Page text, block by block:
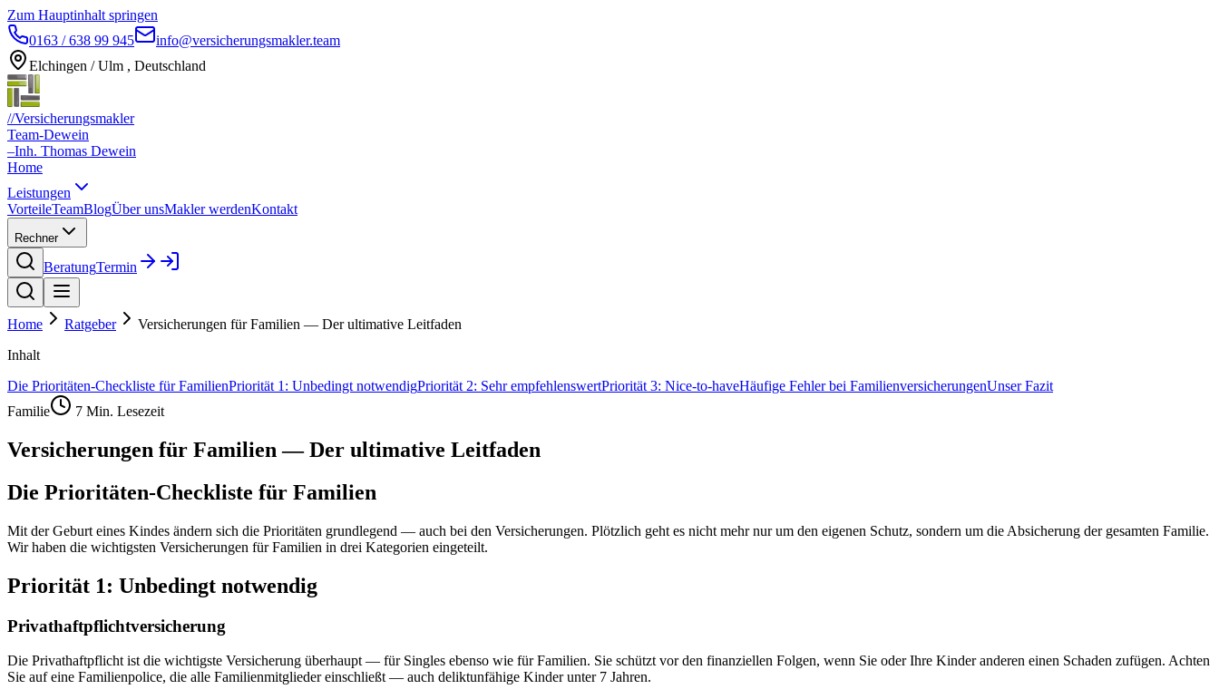
Zum Hauptinhalt springen
0163 / 638 99 945
info@versicherungsmakler.team
Elchingen / Ulm , Deutschland
//Versicherungsmakler
Team-Dewein
–Inh. Thomas Dewein
Home
Leistungen
VorteileTeamBlogÜber unsMakler werdenKontakt
Rechner
BeratungTermin
Home Ratgeber
Versicherungen für Familien — Der ultimative Leitfaden
Inhalt
Die Prioritäten-Checkliste für FamilienPriorität 1: Unbedingt notwendigPriorität 2: Sehr empfehlenswertPriorität 3: Nice-to-haveHäufige Fehler bei FamilienversicherungenUnser Fazit
Familie
7 Min. Lesezeit
Versicherungen für Familien — Der ultimative Leitfaden
Die Prioritäten-Checkliste für Familien
Mit der Geburt eines Kindes ändern sich die Prioritäten grundlegend — auch bei den Versicherungen. Plötzlich geht es nicht mehr nur um den eigenen Schutz, sondern um die Absicherung der gesamten Familie.
Wir haben die wichtigsten Versicherungen für Familien in drei Kategorien eingeteilt.
Priorität 1: Unbedingt notwendig
Privathaftpflichtversicherung
Die Privathaftpflicht ist die wichtigste Versicherung überhaupt — für Singles ebenso wie für Familien. Sie schützt vor den finanziellen Folgen, wenn Sie oder Ihre Kinder anderen einen Schaden zufügen. Achten
Sie auf eine Familienpolice, die alle Familienmitglieder einschließt — auch deliktunfähige Kinder unter 7 Jahren.